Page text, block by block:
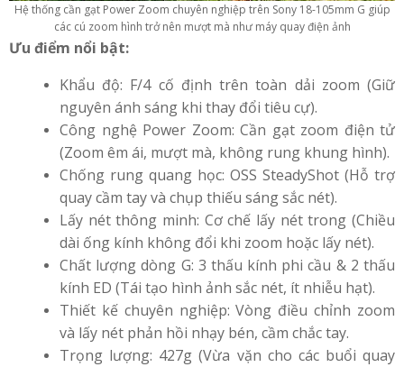
Hệ thống cần gạt Power Zoom chuyên nghiệp trên Sony 18-105mm G giúp
các cú zoom hình trở nên mượt mà như máy quay điện ảnh
Ưu điểm nổi bật:
Khẩu độ: F/4 cố định trên toàn dải zoom (Giữ
nguyên ánh sáng khi thay đổi tiêu cự).
Công nghệ Power Zoom: Cần gạt zoom điện tử
(Zoom êm ái, mượt mà, không rung khung hình).
Chống rung quang học: OSS SteadyShot (Hỗ trợ
quay cầm tay và chụp thiếu sáng sắc nét).
Lấy nét thông minh: Cơ chế lấy nét trong (Chiều
dài ống kính không đổi khi zoom hoặc lấy nét).
Chất lượng dòng G: 3 thấu kính phi cầu & 2 thấu
kính ED (Tái tạo hình ảnh sắc nét, ít nhiễu hạt).
Thiết kế chuyên nghiệp: Vòng điều chỉnh zoom
và lấy nét phản hồi nhạy bén, cầm chắc tay.
Trọng lượng: 427g (Vừa vặn cho các buổi quay